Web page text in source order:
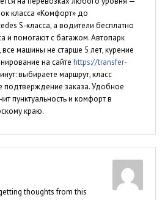
класса «Комфорт» до
S-класса, а водители бесплатно
и помогают с багажом. Автопарк
машины не старше 5 лет, курение
на сайте https://transfer-
выбираете маршрут, класс
подтверждение заказа. Удобное
пунктуальность и комфорт в
краю.
thoughts from this